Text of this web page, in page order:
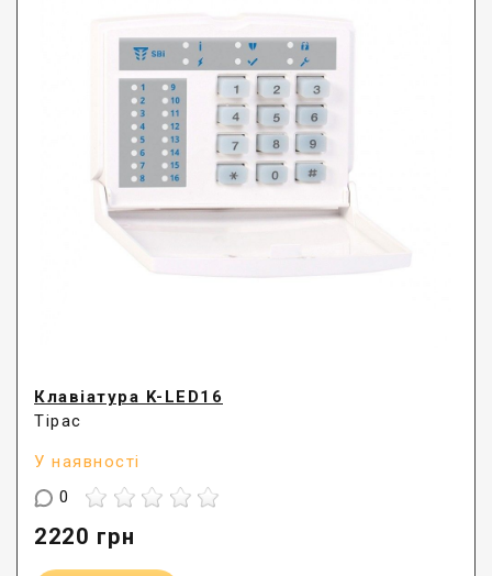
Клавіатура K-LED16
Тірас
У наявності
0
2220 грн